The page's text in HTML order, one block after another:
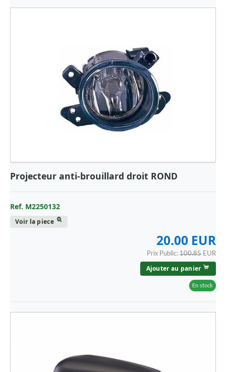
Projecteur anti-brouillard droit ROND
Ref. M2250132
Voir la piece
20.00 EUR
Prix Public: 100.85 EUR
Ajouter au panier
En stock